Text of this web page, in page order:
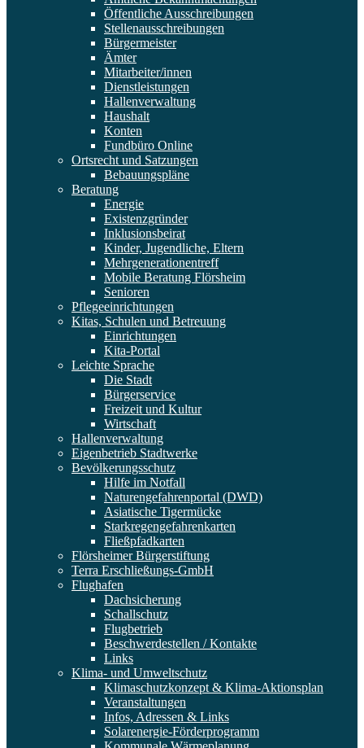
Öffentliche Ausschreibungen
Stellenausschreibungen
Bürgermeister
Ämter
Mitarbeiter/innen
Dienstleistungen
Hallenverwaltung
Haushalt
Konten
Fundbüro Online
Ortsrecht und Satzungen
Bebauungspläne
Beratung
Energie
Existenzgründer
Inklusionsbeirat
Kinder, Jugendliche, Eltern
Mehrgenerationentreff
Mobile Beratung Flörsheim
Senioren
Pflegeeinrichtungen
Kitas, Schulen und Betreuung
Einrichtungen
Kita-Portal
Leichte Sprache
Die Stadt
Bürgerservice
Freizeit und Kultur
Wirtschaft
Hallenverwaltung
Eigenbetrieb Stadtwerke
Bevölkerungsschutz
Hilfe im Notfall
Naturengefahrenportal (DWD)
Asiatische Tigermücke
Starkregengefahrenkarten
Fließpfadkarten
Flörsheimer Bürgerstiftung
Terra Erschließungs-GmbH
Flughafen
Dachsicherung
Schallschutz
Flugbetrieb
Beschwerdestellen / Kontakte
Links
Klima- und Umweltschutz
Klimaschutzkonzept & Klima-Aktionsplan
Veranstaltungen
Infos, Adressen & Links
Solarenergie-Förderprogramm